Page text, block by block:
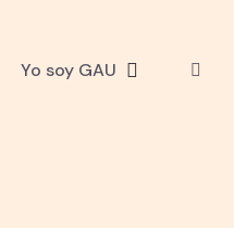
Yo soy GAU